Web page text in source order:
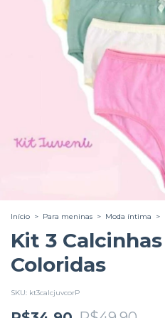
Início > Para meninas > Moda íntima >
Kit 3
Coloridas
SKU: kt3calcjuvcorP